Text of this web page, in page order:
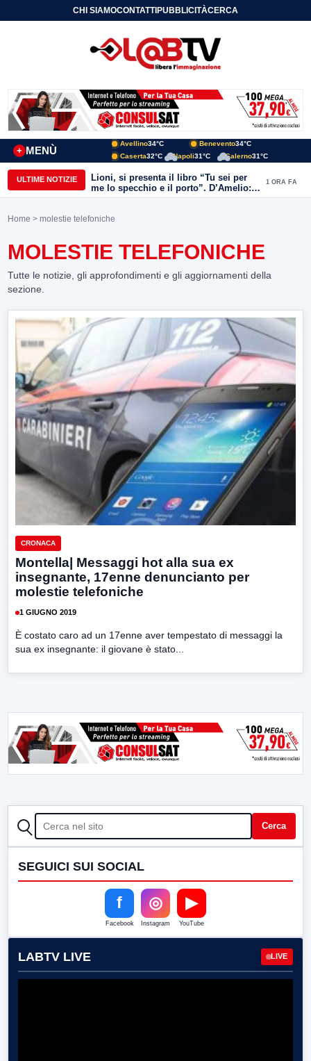
CHI SIAMOCONTATTIPUBBLICITÀCERCA
MENÙ
+
Avellino34°C Benevento34°C
Caserta32°C Napoli31°C Salerno31°C
ULTIME NOTIZIE
Lioni, si presenta il libro “Tu sei per
me lo specchio e il porto”. D’Amelio:
“Gettiamo un seme d’impegno futuro
1 ORA FA
Home > molestie telefoniche
MOLESTIE TELEFONICHE
Tutte le notizie, gli approfondimenti e gli aggiornamenti della
sezione.
CRONACA
Montella| Messaggi hot alla sua ex
insegnante, 17enne denuncianto per
molestie telefoniche
1 GIUGNO 2019
È costato caro ad un 17enne aver tempestato di messaggi la
sua ex insegnante: il giovane è stato...
CERCA Cerca
SEGUICI SUI SOCIAL
f
Facebook
◎
Instagram
▶
YouTube
LABTV LIVE LIVE